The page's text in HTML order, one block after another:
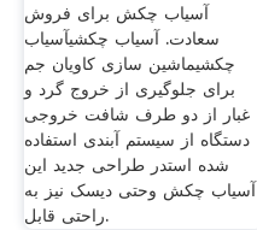
آسیاب چکش برای فروش
سعادت. آسیاب چکشیآسیاب
چکشیماشین سازی کاویان جم
برای جلوگیری از خروج گرد و
غبار از دو طرف شافت خروجی
دستگاه از سیستم آبندی استفاده
شده استدر طراحی جدید این
آسیاب چکش وحتی دیسک نیز به
راحتی قابل.